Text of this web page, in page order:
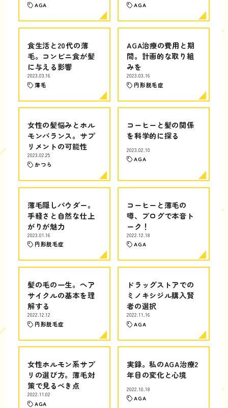
AGA AGA
食生活と20代の薄
毛。コンビニ食が髪
に与える影響
2023.03.16
薄毛
AGA治療の費用と期
間。計画的な取り組
みを
2023.03.16
円形脱毛症
女性の髪悩みとホル
モンバランス。サプ
リメントの可能性
2023.02.25
かつら
コーヒーと髪の関係
を科学的に探る
2023.02.10
AGA
薄毛隠しパウダー。
手軽さと自然な仕上
がりが魅力
2023.01.16
円形脱毛症
コーヒーと薄毛の
噂、ブログで本音ト
ーク！
2022.12.18
AGA
髪の毛の一生。ヘア
サイクルの基本を理
解する
2022.12.12
円形脱毛症
ドラッグストアでの
ミノキシジル購入賢
者の選択
2022.11.16
AGA
女性ホルモン系サプ
リの選び方。薄毛対
策で見るべき点
2022.11.02
AGA
実録。私のAGA治療2
年目の変化と心境
2022.10.18
AGA